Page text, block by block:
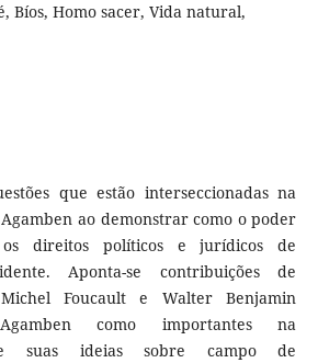
Bíos, Homo sacer, Vida natural,
que estão interseccionadas na
ao demonstrar como o poder
os direitos políticos e jurídicos de
Aponta-se contribuições de
Foucault e Walter Benjamin
como importantes na
suas ideias sobre campo de